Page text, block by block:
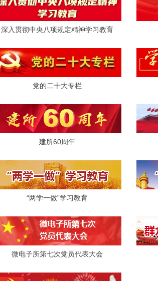
深入贯彻中央八项规定精神学习教育
党的二十大专栏
建所60周年
“两学一做”学习教育
微电子所第七次党员代表大会